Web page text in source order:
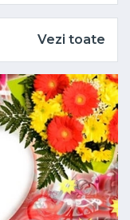
Vezi toate